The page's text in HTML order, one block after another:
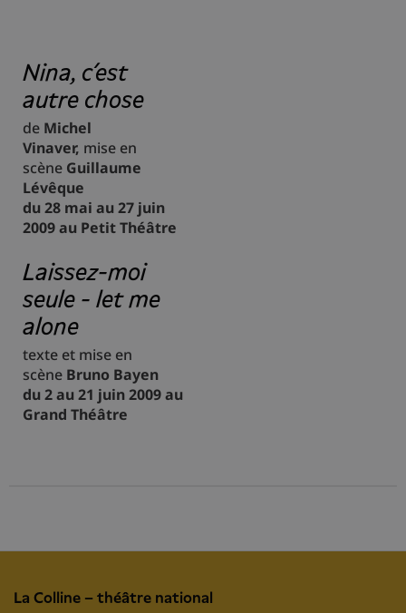
Nina, c’est
autre chose
de Michel
Vinaver, mise en
scène Guillaume
Lévêque
du 28 mai au 27 juin
2009 au Petit Théâtre
Laissez-moi
seule - let me
alone
texte et mise en
scène Bruno Bayen
du 2 au 21 juin 2009 au
Grand Théâtre
La Colline – théâtre national